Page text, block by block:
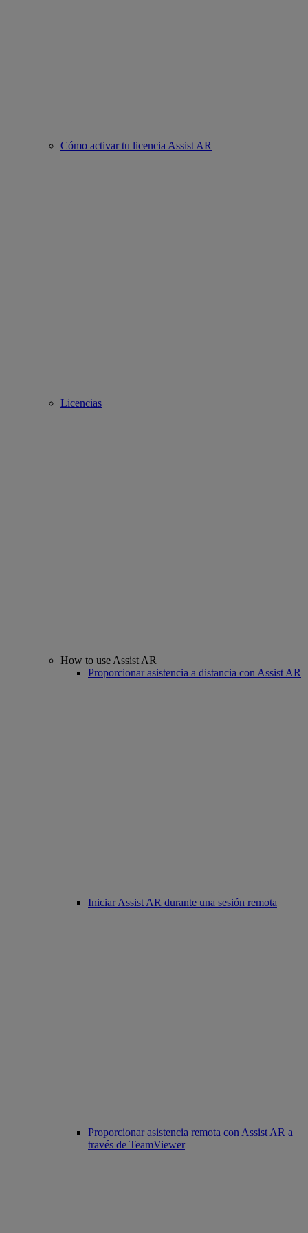
Cómo activar tu licencia Assist AR
Licencias
How to use Assist AR
Proporcionar asistencia a distancia con Assist AR
Iniciar Assist AR durante una sesión remota
Proporcionar asistencia remota con Assist AR a
través de TeamViewer